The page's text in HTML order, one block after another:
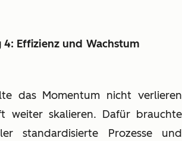
4: Effizienz und Wachstum
das Momentum nicht verlieren
weiter skalieren. Dafür brauchte
standardisierte Prozesse und